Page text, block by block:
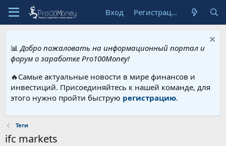
Вход Регистрация
📊 Добро пожаловать на информационный портал и
форум о заработке Pro100Money!
🔥Самые актуальные новости в мире финансов и
инвестиций. Присоединяйтесь к нашей команде, для
этого нужно пройти быструю регистрацию.
Теги
ifc markets